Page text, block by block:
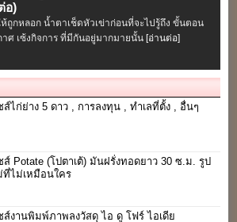
อ)
ห้ถูกหลอก น้ำตาเช็ดหัวเข่าก่อนที่จะไปรู้ถึง ขั้นตอน
าศ เซ้งกิจการ ที่มีกันอยู่มากมายนั้น [อ่านต่อ]
ไก่ย่าง 5 ดาว , การลงทุน , ทำเลที่ตั้ง , อื่นๆ
Potate (โปตาเต้) มันฝรั่งทอดยาว 30 ซ.ม. รูป
ที่ไม่เหมือนใคร
ส์งานพิมพ์ภาพลงวัสดุ ไอ ดู โฟร์ ไอเดีย